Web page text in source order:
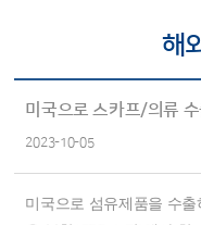
상담
고객센터
NEP/NET헬
프데스크
유용
기타
해
미국으로 스카프/의류 수
2023-10-05
미국으로 섬유제품을 수